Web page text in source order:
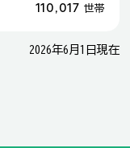
110,017 世帯
2026年6月1日現在